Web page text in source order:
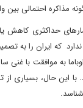
مذاکره احتمالی
حداکثری
به موافقت با
با این حال، بسیاری